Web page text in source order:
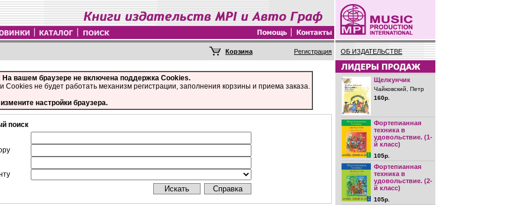
Регистрация ОБ ИЗДАТЕЛЬСТВЕ
На вашем браузере не включена поддержка Cookies.
Cookies не будет работать механизм регистрации, заполнения корзины и приема заказа.
настройки браузера.
поиск
Щелкунчик
Чайковский, Петр
160р.
Фортепианная
техника в
удовольствие. (1-
й класс)
105р.
Фортепианная
техника в
удовольствие. (2-
й класс)
105р.